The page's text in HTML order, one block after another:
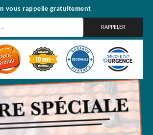
vous rappelle gratuitement